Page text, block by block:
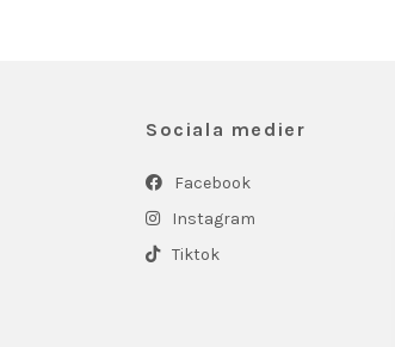
Sociala medier
Facebook
Instagram
Tiktok